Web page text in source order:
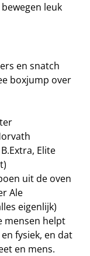
leuk
en snatch
boxjump over
Elite
uit de oven
Ale
eigenlijk)
mensen helpt
fysiek, en dat
en mens.